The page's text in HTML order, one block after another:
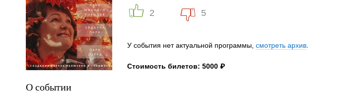
2 5
У события нет актуальной программы, смотреть архив
Стоимость билетов: 5000 ₽
О событии